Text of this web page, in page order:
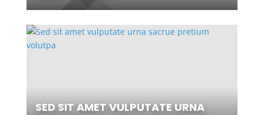
SED SIT AMET VULPUTATE URNA